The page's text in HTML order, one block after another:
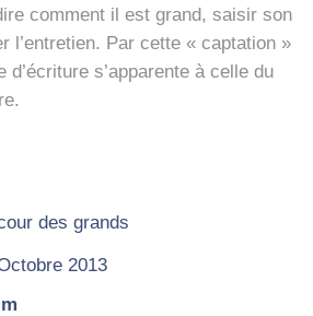
com­ment il est grand, sai­sir son
l’entretien. Par cette « cap­ta­tion »
d’écriture s’apparente à celle du
des grands
2013